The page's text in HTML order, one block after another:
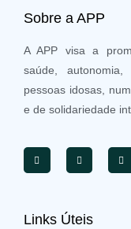
Sobre a APP
A APP visa a
saúde,
pessoas idosas,
e de solidariedade
Links Úteis